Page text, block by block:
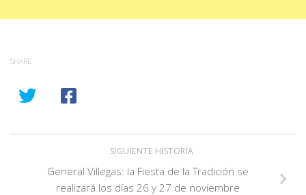
SHARE
SIGUIENTE HISTORIA
General Villegas: la Fiesta de la Tradición se
realizará los días 26 y 27 de noviembre